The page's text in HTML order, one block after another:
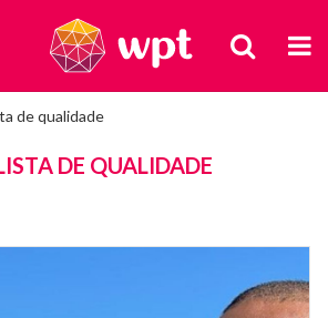
BUSCA
de qualidade
DE QUALIDADE
de